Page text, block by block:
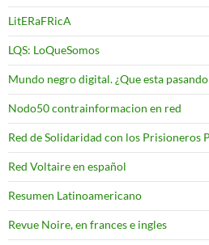
LitERaFRicA
LQS: LoQueSomos
Mundo negro digital. ¿Que esta pasando
Nodo50 contrainformacion en red
Red de Solidaridad con los Prisioneros
Red Voltaire en español
Resumen Latinoamericano
Revue Noire, en frances e ingles